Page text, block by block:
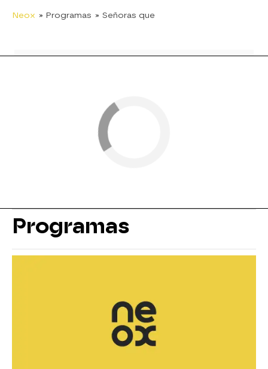
Neox » Programas » Señoras que
Programas